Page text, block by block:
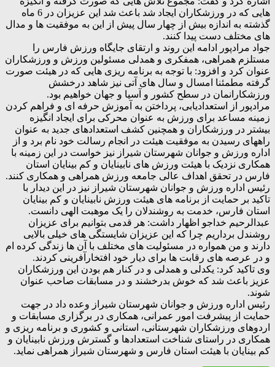
هایی که در ورزشکاران ایجاد شد باعث شد این عزیزان در 6 ماه
گذشته به اندازه بیش از چهار سال پیش از این به موفقیت ها و مدال
های مختلف دست پیدا کنند.
جواد مرادپور ادامه این روند و ارتقای جایگاه ورزش فارس را
مستلزم همراهی، همفکری و همدلی مسئولین ورزش و ورزشکاران
عنوان کرد و افزود: با توجه به برنامه ریزی هایی که در هیئت صورت
گرفته مطمئنا امسال و سال های آتی نیز شاهد درخشش
ورزشکارانمان در سطح کشور و آسیا و جهان خواهیم بود.
مرادپور از استعدادیابی، پرداختن به آموزش حرفه ای و فراهم کردن
زمینه مساعد برای ورزش به عنوان محرکی برای ایجاد انگیزه
بیشتر در ورزشکاران و همچنین کشف استعدادهای جدید به عنوان
راههای رسیدن به موفقیت هیئت در انجام رسالت خود نام برد و از
اداره ورزش و جوانان شهرستان شیراز نیز خواست در این زمینه با
همکاری نزدیک با هیئت ورزش های نابینایان و کم بینایان استان
فارس در تحقق اهداف عالی جامعه ورزش همراهی و همکاری کنند.
رئیس اداره ورزش و جوانان شهرستان شیراز نیز در این دیدار با
تاکید بر حمایت از برنامه های هیئت ورزش نابینایان و کم بینایان
استان فارس، خدمت به روشندلان را یک موهبت الهی دانست.
عبدالرحیم خداجو اظهار داشت: هر قدمی بتوانیم برای عزیزان
روشندل برداریم چرا که این عزیزان شایستگی های خیلی بالایی
دارند و من همواره در مسئولیت های مختلف با آن ها زندگی کرده ام
و در عرصه های رقابت ها برای دیار خود افتخارآفرینی کردند.
وی تاکید کرد: یکدلی و همدلی و در کنار هم بودن این ورزشکاران
عزیز باعث شد که خوش بدرخشند و در مسابقات صاحب عنوان
شوند.
رئیس اداره ورزش و جوانان شهرستان شیراز وعده داد در جهت
حمایت از پیشرفت امور عمرانی، همکاری در برگزاری مسابقات و
اردوهای ورزشکاران شهرستانی، استانی و کشوری و برنامه ریزی و
همکاری در راستای شناخت استعدادها و گسترش ورزش نابینایان و
کم بینایان با هیئت استان فارس و شهرستان شیراز همراهی نماید.